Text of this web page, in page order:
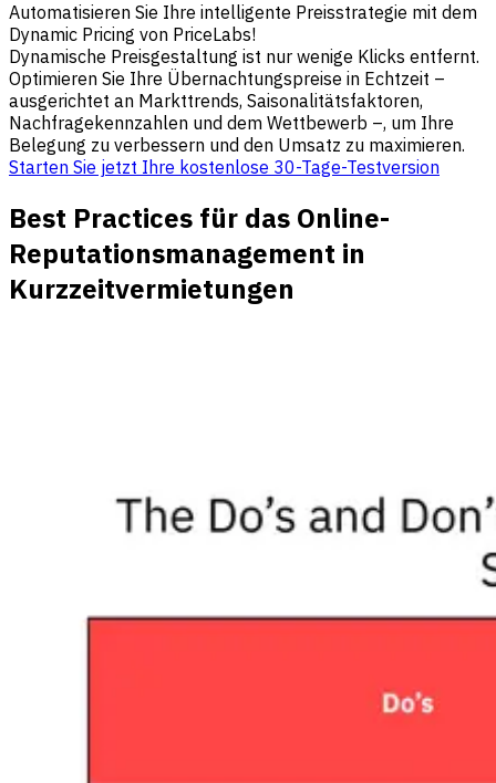
Automatisieren Sie Ihre intelligente Preisstrategie mit dem
Dynamic Pricing von PriceLabs!
Dynamische Preisgestaltung ist nur wenige Klicks entfernt.
Optimieren Sie Ihre Übernachtungspreise in Echtzeit –
ausgerichtet an Markttrends, Saisonalitätsfaktoren,
Nachfragekennzahlen und dem Wettbewerb –, um Ihre
Belegung zu verbessern und den Umsatz zu maximieren.
Starten Sie jetzt Ihre kostenlose 30-Tage-Testversion
Best Practices für das Online-
Reputationsmanagement in
Kurzzeitvermietungen